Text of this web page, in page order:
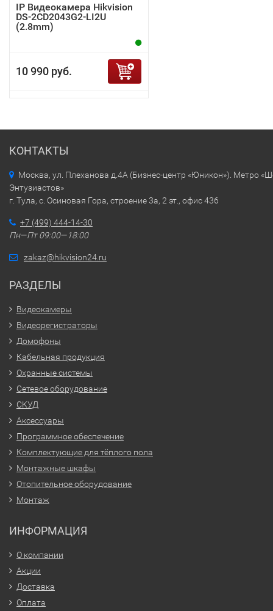
IP Видеокамера Hikvision
DS-2CD2043G2-LI2U
(2.8mm)
10 990 руб.
КОНТАКТЫ
Москва, ул. Плеханова д.4А (Бизнес-центр «Юникон»). Метро
Энтузиастов»
г. Тула, с. Осиновая Гора, строение 3а, 2 эт., офис 436
+7 (499) 444-14-30
Пн—Пт 09:00—18:00
zakaz@hikvision24.ru
РАЗДЕЛЫ
Видеокамеры
Видеорегистраторы
Домофоны
Кабельная продукция
Охранные системы
Сетевое оборудование
СКУД
Аксессуары
Программное обеспечение
Комплектующие для тёплого пола
Монтажные шкафы
Отопительное оборудование
Монтаж
ИНФОРМАЦИЯ
О компании
Акции
Доставка
Оплата